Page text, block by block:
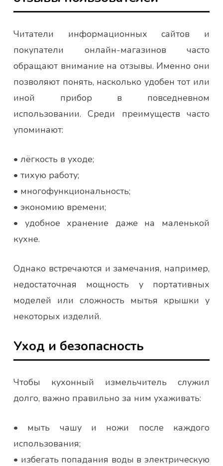
Читатели информационных сайтов и
покупатели онлайн-магазинов часто
обращают внимание на отзывы. Именно они
позволяют понять, насколько удобен тот или
иной прибор в повседневном
использовании. Среди преимуществ часто
упоминают:
• лёгкость в уходе;
• тихую работу;
• многофункциональность;
• экономию времени;
• удобное хранение даже на маленькой
кухне.
Однако встречаются и замечания, например,
недостаточная мощность у портативных
моделей или сложность мытья крышки у
некоторых изделий.
Уход и безопасность
Чтобы кухонный измельчитель служил
долго, важно правильно за ним ухаживать:
• мыть чашу и ножи после каждого
использования;
• избегать попадания воды в электрическую